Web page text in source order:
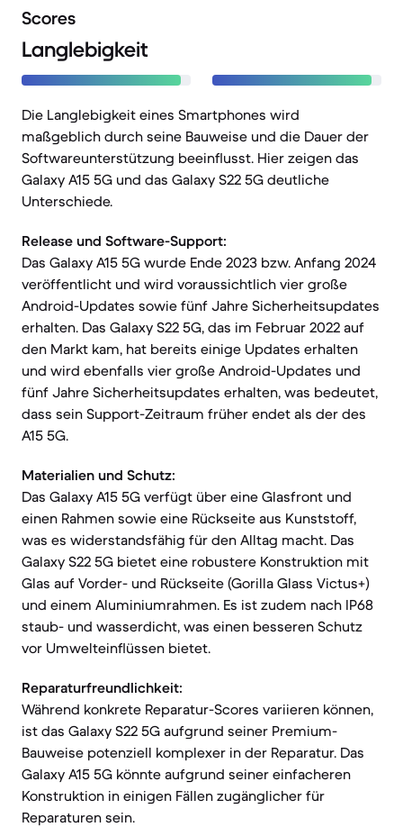
Scores
Langlebigkeit
Die Langlebigkeit eines Smartphones wird
maßgeblich durch seine Bauweise und die Dauer der
Softwareunterstützung beeinflusst. Hier zeigen das
Galaxy A15 5G und das Galaxy S22 5G deutliche
Unterschiede.
Release und Software-Support:
Das Galaxy A15 5G wurde Ende 2023 bzw. Anfang 2024
veröffentlicht und wird voraussichtlich vier große
Android-Updates sowie fünf Jahre Sicherheitsupdates
erhalten. Das Galaxy S22 5G, das im Februar 2022 auf
den Markt kam, hat bereits einige Updates erhalten
und wird ebenfalls vier große Android-Updates und
fünf Jahre Sicherheitsupdates erhalten, was bedeutet,
dass sein Support-Zeitraum früher endet als der des
A15 5G.
Materialien und Schutz:
Das Galaxy A15 5G verfügt über eine Glasfront und
einen Rahmen sowie eine Rückseite aus Kunststoff,
was es widerstandsfähig für den Alltag macht. Das
Galaxy S22 5G bietet eine robustere Konstruktion mit
Glas auf Vorder- und Rückseite (Gorilla Glass Victus+)
und einem Aluminiumrahmen. Es ist zudem nach IP68
staub- und wasserdicht, was einen besseren Schutz
vor Umwelteinflüssen bietet.
Reparaturfreundlichkeit:
Während konkrete Reparatur-Scores variieren können,
ist das Galaxy S22 5G aufgrund seiner Premium-
Bauweise potenziell komplexer in der Reparatur. Das
Galaxy A15 5G könnte aufgrund seiner einfacheren
Konstruktion in einigen Fällen zugänglicher für
Reparaturen sein.